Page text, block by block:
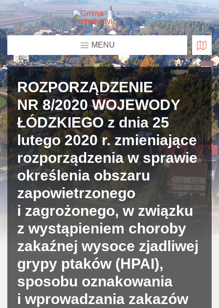
MENU
ROZPORZĄDZENIE
NR 8/2020 WOJEWODY
ŁÓDZKIEGO z dnia 25
lutego 2020 r. zmieniające
rozporządzenia w sprawie
określenia obszaru
zapowietrzonego
i zagrożonego, w związku
z wystąpieniem choroby
zakaźnej wysoce zjadliwej
grypy ptaków (HPAI),
sposobu oznakowania
i wprowadzania zakazów